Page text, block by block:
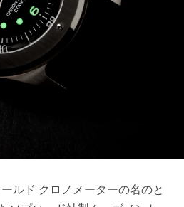
ルド クロノメーターの名のと